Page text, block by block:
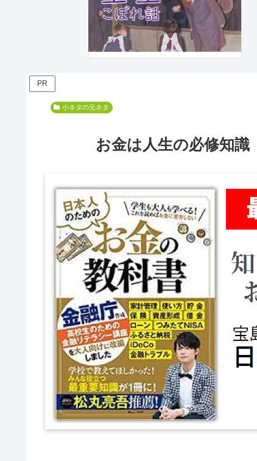
PR
お金は人生の必修知識
小ネタの元ネタ